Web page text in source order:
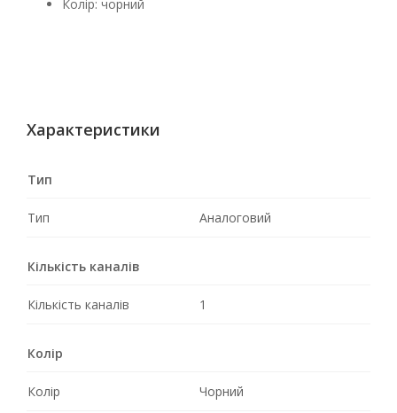
Колір: чорний
Характеристики
Тип
Тип Аналоговий
Кількість каналів
Кількість каналів 1
Колір
Колір Чорний